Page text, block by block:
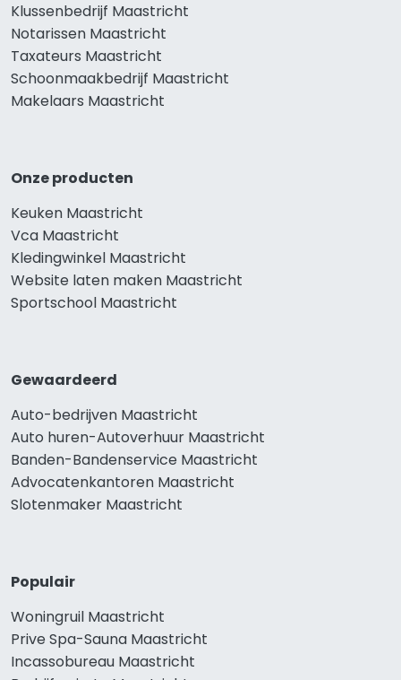
Klussenbedrijf Maastricht
Notarissen Maastricht
Taxateurs Maastricht
Schoonmaakbedrijf Maastricht
Makelaars Maastricht
Onze producten
Keuken Maastricht
Vca Maastricht
Kledingwinkel Maastricht
Website laten maken Maastricht
Sportschool Maastricht
Gewaardeerd
Auto-bedrijven Maastricht
Auto huren-Autoverhuur Maastricht
Banden-Bandenservice Maastricht
Advocatenkantoren Maastricht
Slotenmaker Maastricht
Populair
Woningruil Maastricht
Prive Spa-Sauna Maastricht
Incassobureau Maastricht